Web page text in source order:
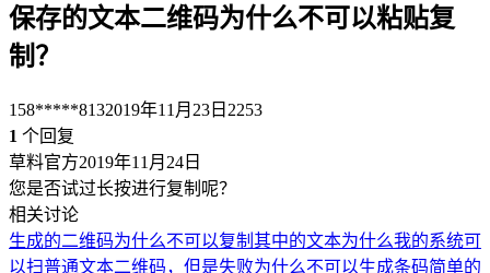
保存的文本二维码为什么不可以粘贴复
制？
158*****8132019年11月23日 2253
1 个回复
草料官方2019年11月24日
您是否试过长按进行复制呢？
相关讨论
生成的二维码为什么不可以复制其中的文本为什么我的系统可
以扫普通文本二维码，但是失败为什么不可以生成条码简单的